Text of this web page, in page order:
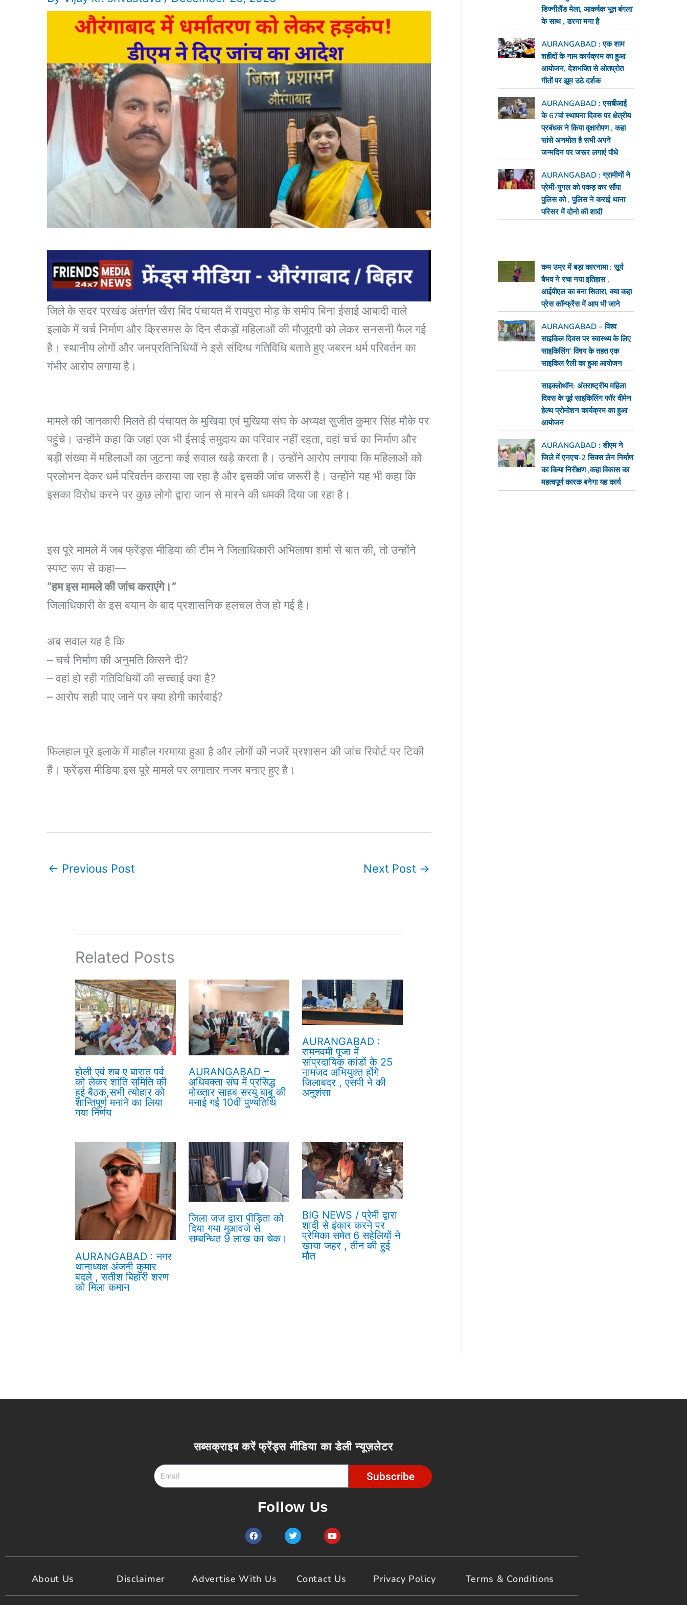
जिले के सदर प्रखंड अंतर्गत खैरा बिंद पंचायत में रायपुरा मोड़ के समीप बिना ईसाई आबादी वाले
इलाके में चर्च निर्माण और क्रिसमस के दिन सैकड़ों महिलाओं की मौजूदगी को लेकर सनसनी फैल गई
है। स्थानीय लोगों और जनप्रतिनिधियों ने इसे संदिग्ध गतिविधि बताते हुए जबरन धर्म परिवर्तन का
गंभीर आरोप लगाया है।
मामले की जानकारी मिलते ही पंचायत के मुखिया एवं मुखिया संघ के अध्यक्ष सुजीत कुमार सिंह मौके पर
पहुंचे। उन्होंने कहा कि जहां एक भी ईसाई समुदाय का परिवार नहीं रहता, वहां चर्च का निर्माण और
बड़ी संख्या में महिलाओं का जुटना कई सवाल खड़े करता है। उन्होंने आरोप लगाया कि महिलाओं को
प्रलोभन देकर धर्म परिवर्तन कराया जा रहा है और इसकी जांच जरूरी है। उन्होंने यह भी कहा कि
इसका विरोध करने पर कुछ लोगो द्वारा जान से मारने की धमकी दिया जा रहा है।
इस पूरे मामले में जब फ्रेंड्स मीडिया की टीम ने जिलाधिकारी अभिलाषा शर्मा से बात की, तो उन्होंने
स्पष्ट रूप से कहा—
“हम इस मामले की जांच कराएंगे।”
जिलाधिकारी के इस बयान के बाद प्रशासनिक हलचल तेज हो गई है।
अब सवाल यह है कि
– चर्च निर्माण की अनुमति किसने दी?
– वहां हो रही गतिविधियों की सच्चाई क्या है?
– आरोप सही पाए जाने पर क्या होगी कार्रवाई?
फिलहाल पूरे इलाके में माहौल गरमाया हुआ है और लोगों की नजरें प्रशासन की जांच रिपोर्ट पर टिकी
हैं। फ्रेंड्स मीडिया इस पूरे मामले पर लगातार नजर बनाए हुए है।
← Previous Post Next Post →
Related Posts
होली एवं शब ए बारात पर्व
को लेकर शांति समिति की
हुई बैठक,सभी त्योहार को
शान्तिपूर्ण मनाने का लिया
गया निर्णय
AURANGABAD –
अधिवक्ता संघ में प्रसिद्ध
मोख्तार साहब सरयु बाबू की
मनाई गई 10वीं पुण्यतिथि
AURANGABAD :
रामनवमी पूजा में
सांप्रदायिक कांडों के 25
नामजद अभियुक्त होंगे
जिलाबदर , एसपी ने की
अनुशंसा
AURANGABAD : नगर
थानाध्यक्ष अंजनी कुमार
बदले , सतीश बिहारी शरण
को मिला कमान
जिला जज द्वारा पीड़िता को
दिया गया मुआवजे से
सम्बन्धित 9 लाख का चेक।
BIG NEWS / प्रेमी द्वारा
शादी से इंकार करने पर
प्रेमिका समेत 6 सहेलियों ने
खाया जहर , तीन की हुई
मौत
डिज्नीलैंड मेला, आकर्षक भूत बंगला
के साथ , डरना मना है
AURANGABAD : एक शाम
शहीदों के नाम कार्यक्रम का हुआ
आयोजन, देशभक्ति से ओतप्रोत
गीतों पर झूम उठे दर्शक
AURANGABAD : एसबीआई
के 67वां स्थापना दिवस पर क्षेत्रीय
प्रबंधक ने किया वृक्षारोपण , कहा
सांसे अनमोल है सभी अपने
जन्मदिन पर जरूर लगाएं पौधे
AURANGABAD : ग्रामीणों ने
प्रेमी-युगल को पकड़ कर सौंपा
पुलिस को , पुलिस ने कराई थाना
परिसर में दोनो की शादी
कम उम्र में बड़ा कारनामा : सूर्य
बैभव ने रचा नया इतिहास ,
आईपीएल का बना सितारा, क्या कहा
प्रेस कॉन्फ्रेंस में आप भी जाने
AURANGABAD – विश्व
साइकिल दिवस पर स्वास्थ्य के लिए
साइकिलिंग’ विषय के तहत एक
साइकिल रैली का हुआ आयोजन
साइक्लोथॉन: अंतराष्ट्रीय महिला
दिवस के पूर्व साइकिलिंग फॉर वीमेन
हेल्थ प्रोमोशन कार्यक्रम का हुआ
आयोजन
AURANGABAD : डीएम ने
जिले में एनएच-2 सिक्स लेन निर्माण
का किया निरीक्षण ,कहा विकास का
महत्वपूर्ण कारक बनेगा यह कार्य
सब्सक्राइब करें फ्रेंड्स मीडिया का डेली न्यूज़लेटर
Subscribe
Follow Us
F
a
c
e
o
T
w
i
t
Y
o
u
t
e
About Us Disclaimer Advertise With Us Contact Us Privacy Policy Terms & Conditions